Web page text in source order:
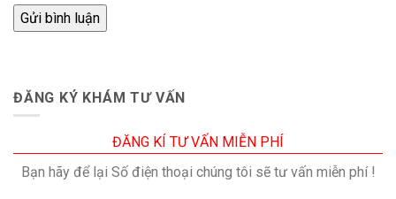
ĐĂNG KÝ KHÁM TƯ VẤN
ĐĂNG KÍ TƯ VẤN MIỄN PHÍ
Bạn hãy để lại Số điện thoại chúng tôi sẽ tư vấn miễn phí !